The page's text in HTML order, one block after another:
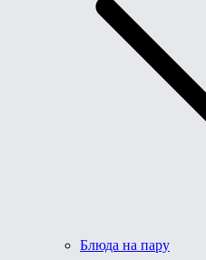
Блюда на пару